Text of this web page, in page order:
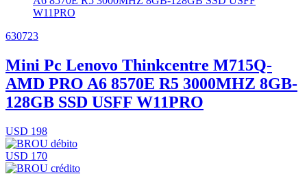
630723
Mini Pc Lenovo Thinkcentre M715Q-
AMD PRO A6 8570E R5 3000MHZ 8GB-
128GB SSD USFF W11PRO
USD 198
USD 170